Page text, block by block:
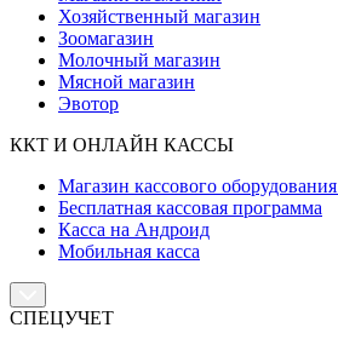
Хозяйственный магазин
Зоомагазин
Молочный магазин
Мясной магазин
Эвотор
ККТ И ОНЛАЙН КАССЫ
Магазин кассового оборудования
Бесплатная кассовая программа
Касса на Андроид
Мобильная касса
СПЕЦУЧЕТ